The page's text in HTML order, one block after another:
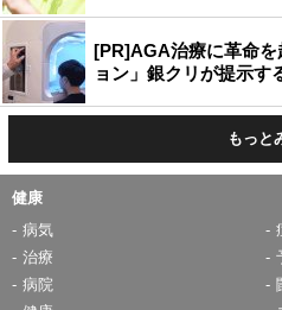
[PR]AGA治療に革命を
ョン」銀クリが提示す
もっと
健康
病気
治療
病院